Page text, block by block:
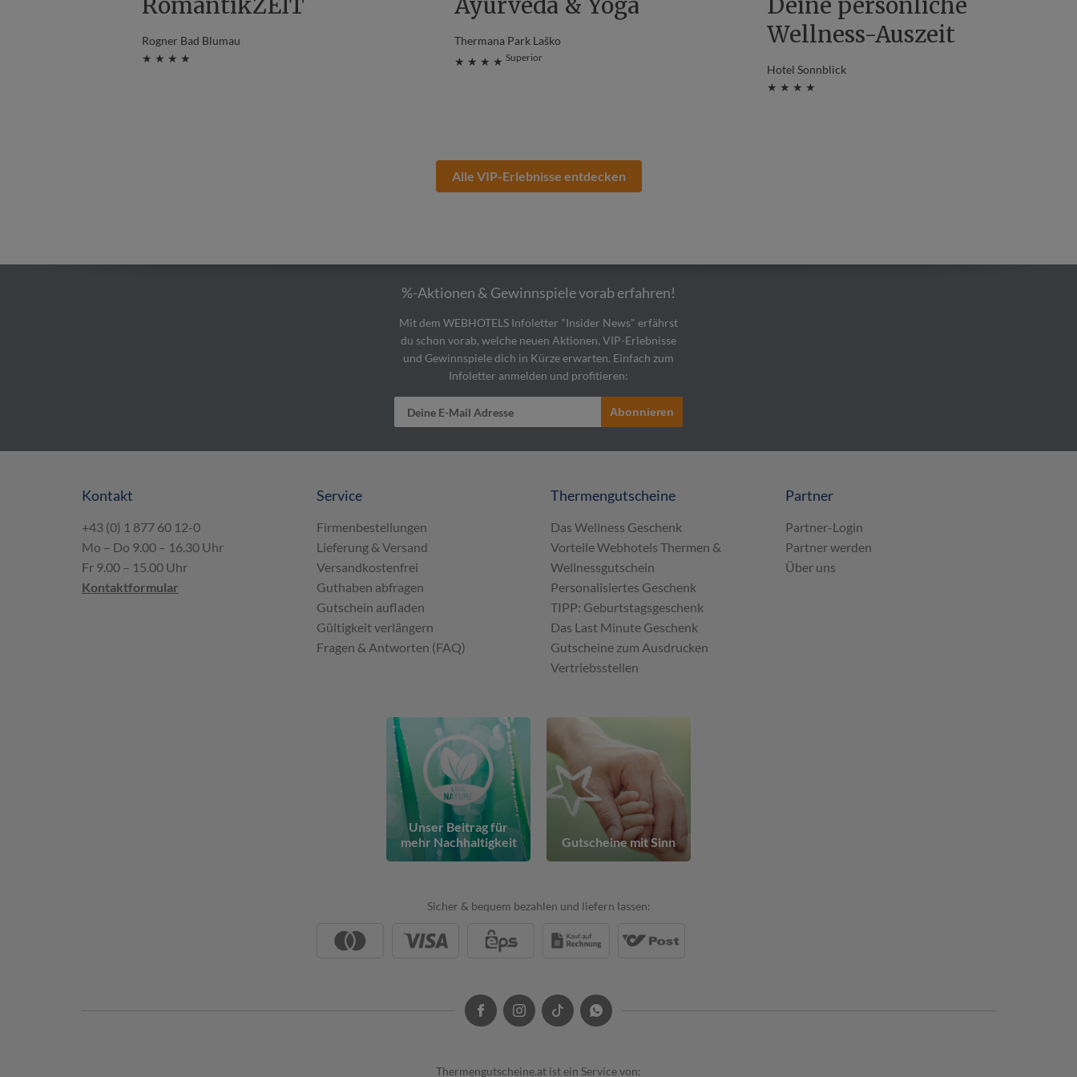
RomantikZEIT
Rogner Bad Blumau
★ ★ ★ ★
Ayurveda & Yoga
Thermana Park Laško
★ ★ ★ ★ Superior
Deine persönliche
Wellness-Auszeit
Hotel Sonnblick
★ ★ ★ ★
Alle VIP-Erlebnisse entdecken
%-Aktionen & Gewinnspiele vorab erfahren!
Mit dem WEBHOTELS Infoletter "Insider News" erfährst
du schon vorab, welche neuen Aktionen, VIP-Erlebnisse
und Gewinnspiele dich in Kürze erwarten. Einfach zum
Infoletter anmelden und profitieren:
Abonnieren
Kontakt
+43 (0) 1 877 60 12-0
Mo – Do 9.00 – 16.30 Uhr
Fr 9.00 – 15.00 Uhr
Kontaktformular
Service
Firmenbestellungen
Lieferung & Versand
Versandkostenfrei
Guthaben abfragen
Gutschein aufladen
Gültigkeit verlängern
Fragen & Antworten (FAQ)
Thermengutscheine
Das Wellness Geschenk
Vorteile Webhotels Thermen &
Wellnessgutschein
Personalisiertes Geschenk
TIPP: Geburtstagsgeschenk
Das Last Minute Geschenk
Gutscheine zum Ausdrucken
Vertriebsstellen
Partner
Partner-Login
Partner werden
Über uns
Unser Beitrag für
mehr Nachhaltigkeit
Gutscheine mit Sinn
Sicher & bequem bezahlen und liefern lassen:
Thermengutscheine.at ist ein Service von: